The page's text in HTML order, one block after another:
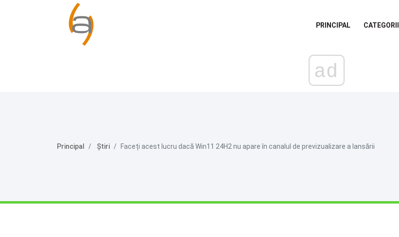
PRINCIPAL CATEGORII
ad
Principal Știri Faceți acest lucru dacă Win11 24H2 nu apare în canalul de previzualizare a lansării